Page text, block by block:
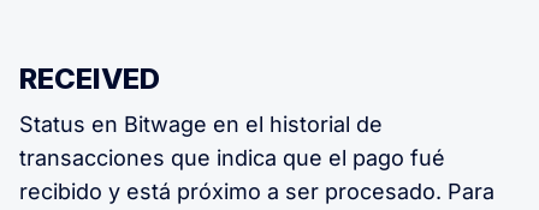
RECEIVED
Status en Bitwage en el historial de
transacciones que indica que el pago fué
recibido y está próximo a ser procesado. Para